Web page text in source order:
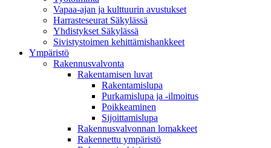
Vapaa-ajan ja kulttuurin avustukset
Harrasteseurat Säkylässä
Yhdistykset Säkylässä
Sivistystoimen kehittämishankkeet
Ympä­ristö
Rakennusvalvonta
Rakentamisen luvat
Rakentamislupa
Purkamislupa ja -ilmoitus
Poikkeaminen
Sijoittamislupa
Rakennusvalvonnan lomakkeet
Rakennettu ympäristö